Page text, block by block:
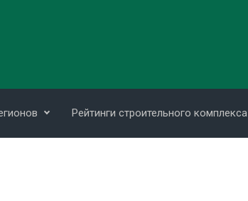
Рейтинги строительного комплекса